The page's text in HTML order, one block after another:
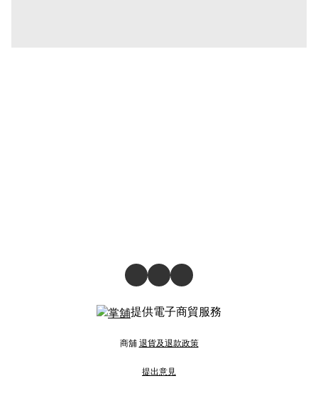
提供電子商貿服務
商舖 退貨及退款政策
提出意見